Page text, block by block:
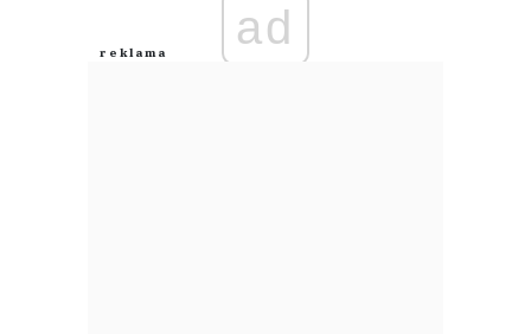
Anuluj
ad